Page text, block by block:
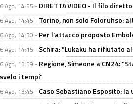
6 Ago, 14:55 - DIRETTA VIDEO - Il filo
6 Ago, 14:45 - Torino, non solo Foloruhso:
6 Ago, 14:30 - Per l'attacco proposto
6 Ago, 14:15 - Schira: "Lukaku ha rifiutato
6 Ago, 13:59 - Regione, Simeone a CN24:
svelo i tempi"
6 Ago, 13:45 - Caso Sebastiano Esposito: